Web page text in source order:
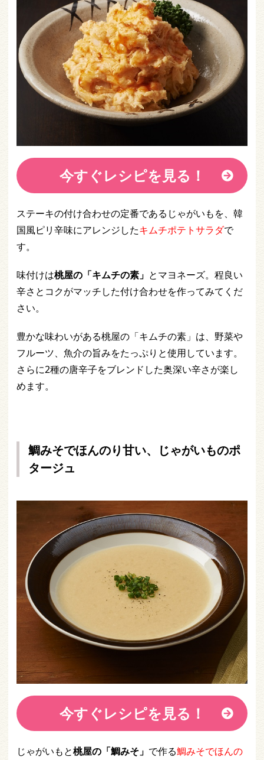
今すぐレシピを見る！
ステーキの付け合わせの定番であるじゃがいもを、韓
国風ピリ辛味にアレンジしたキムチポテトサラダで
す。
味付けは桃屋の「キムチの素」 とマヨネーズ。程良い
辛さとコクがマッチした付け合わせを作ってみてくだ
さい。
豊かな味わいがある桃屋の「キムチの素」は、野菜や
フルーツ、魚介の旨みをたっぷりと使用しています。
さらに2種の唐辛子をブレンドした奥深い辛さが楽し
めます。
鯛みそでほんのり甘い、じゃがいものポ
タージュ
今すぐレシピを見る！
じゃがいもと桃屋の「鯛みそ」 で作る鯛みそでほんの